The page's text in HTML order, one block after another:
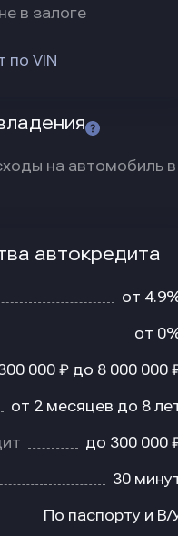
в залоге
по VIN
на автомобиль в
автокредита
от
от
000 ₽ до 8 000 000
от 2 месяцев до 8
до 300 000
30
По паспорту и В/